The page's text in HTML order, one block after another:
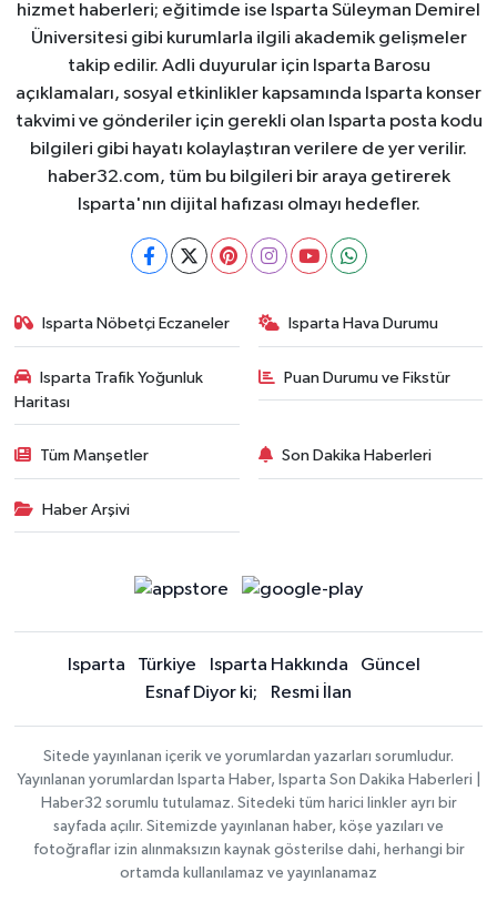
hizmet haberleri; eğitimde ise Isparta Süleyman Demirel
Üniversitesi gibi kurumlarla ilgili akademik gelişmeler
takip edilir. Adli duyurular için Isparta Barosu
açıklamaları, sosyal etkinlikler kapsamında Isparta konser
takvimi ve gönderiler için gerekli olan Isparta posta kodu
bilgileri gibi hayatı kolaylaştıran verilere de yer verilir.
haber32.com, tüm bu bilgileri bir araya getirerek
Isparta'nın dijital hafızası olmayı hedefler.
Isparta Nöbetçi Eczaneler Isparta Hava Durumu
Isparta Trafik Yoğunluk
Haritası
Puan Durumu ve Fikstür
Tüm Manşetler Son Dakika Haberleri
Haber Arşivi
Isparta Türkiye Isparta Hakkında
Güncel
Esnaf Diyor ki;
Resmi İlan
Sitede yayınlanan içerik ve yorumlardan yazarları sorumludur.
Yayınlanan yorumlardan Isparta Haber, Isparta Son Dakika Haberleri |
Haber32 sorumlu tutulamaz. Sitedeki tüm harici linkler ayrı bir
sayfada açılır. Sitemizde yayınlanan haber, köşe yazıları ve
fotoğraflar izin alınmaksızın kaynak gösterilse dahi, herhangi bir
ortamda kullanılamaz ve yayınlanamaz